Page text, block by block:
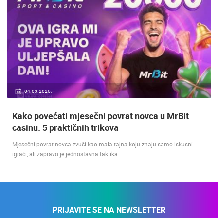
04.03.2026.
Kako povećati mjesečni povrat novca u MrBit
casinu: 5 praktičnih trikova
Mjesečni povrat novca zvuči kao mala tajna koju znaju samo iskusni
igrači, ali zapravo je jednostavna taktika.
PRIJAVITE SE NA NEWSLETTER